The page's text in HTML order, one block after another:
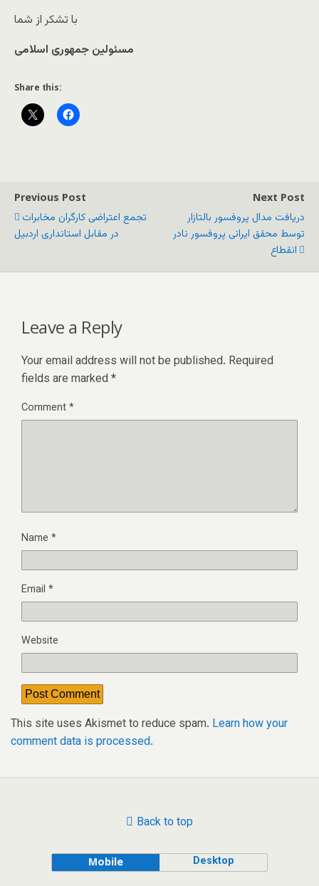
با تشکر از شما
مسئولین جمهوری اسلامی
Share this:
Previous Post
تجمع اعتراضی کارگران مخابرات
در مقابل استانداری اردبیل
Next Post
دریافت مدال پروفسور بالتازار
توسط محقق ایرانی پروفسور نادر
انقطاع
Leave a Reply
Your email address will not be published. Required
fields are marked *
Comment*
Name *
Email *
Website
This site uses Akismet to reduce spam. Learn how your
comment data is processed.
Back to top
Mobile Desktop